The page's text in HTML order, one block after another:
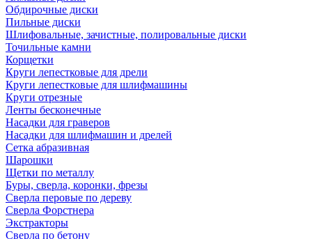
Обдирочные диски
Пильные диски
Шлифовальные, зачистные, полировальные диски
Точильные камни
Корщетки
Круги лепестковые для дрели
Круги лепестковые для шлифмашины
Круги отрезные
Ленты бесконечные
Насадки для граверов
Насадки для шлифмашин и дрелей
Сетка абразивная
Шарошки
Щетки по металлу
Буры, сверла, коронки, фрезы
Сверла перовые по дереву
Сверла Форстнера
Экстракторы
Сверла по бетону